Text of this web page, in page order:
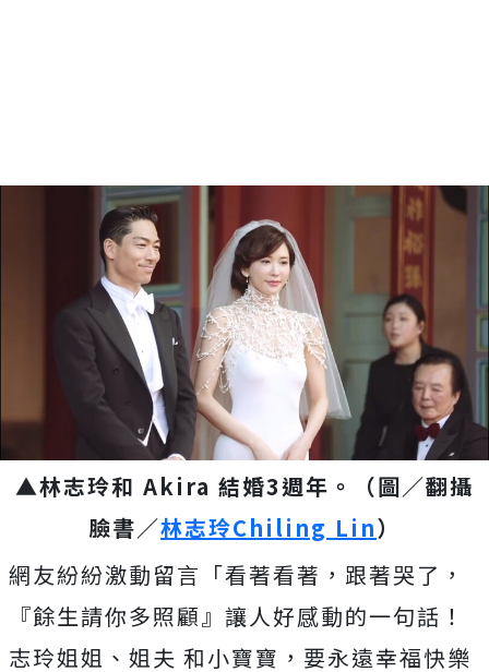
▲林志玲和 Akira 結婚3週年。（圖／翻攝
臉書／林志玲Chiling Lin）
網友紛紛激動留言「看著看著，跟著哭了，
『餘生請你多照顧』讓人好感動的一句話！
志玲姐姐、姐夫 和小寶寶，要永遠幸福快樂